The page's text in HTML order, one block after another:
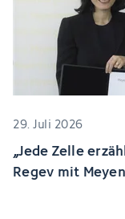
29. Juli 2026
„Jede Zelle
Regev mit